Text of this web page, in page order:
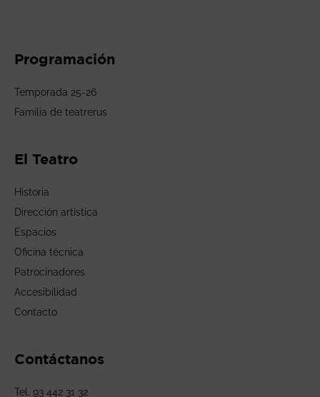
Programación
Temporada 25-26
Familia de teatrerus
El Teatro
Historia
Dirección artística
Espacios
Oficina técnica
Patrocinadores
Accesibilidad
Contacto
Contáctanos
Tel. 93 442 31 32